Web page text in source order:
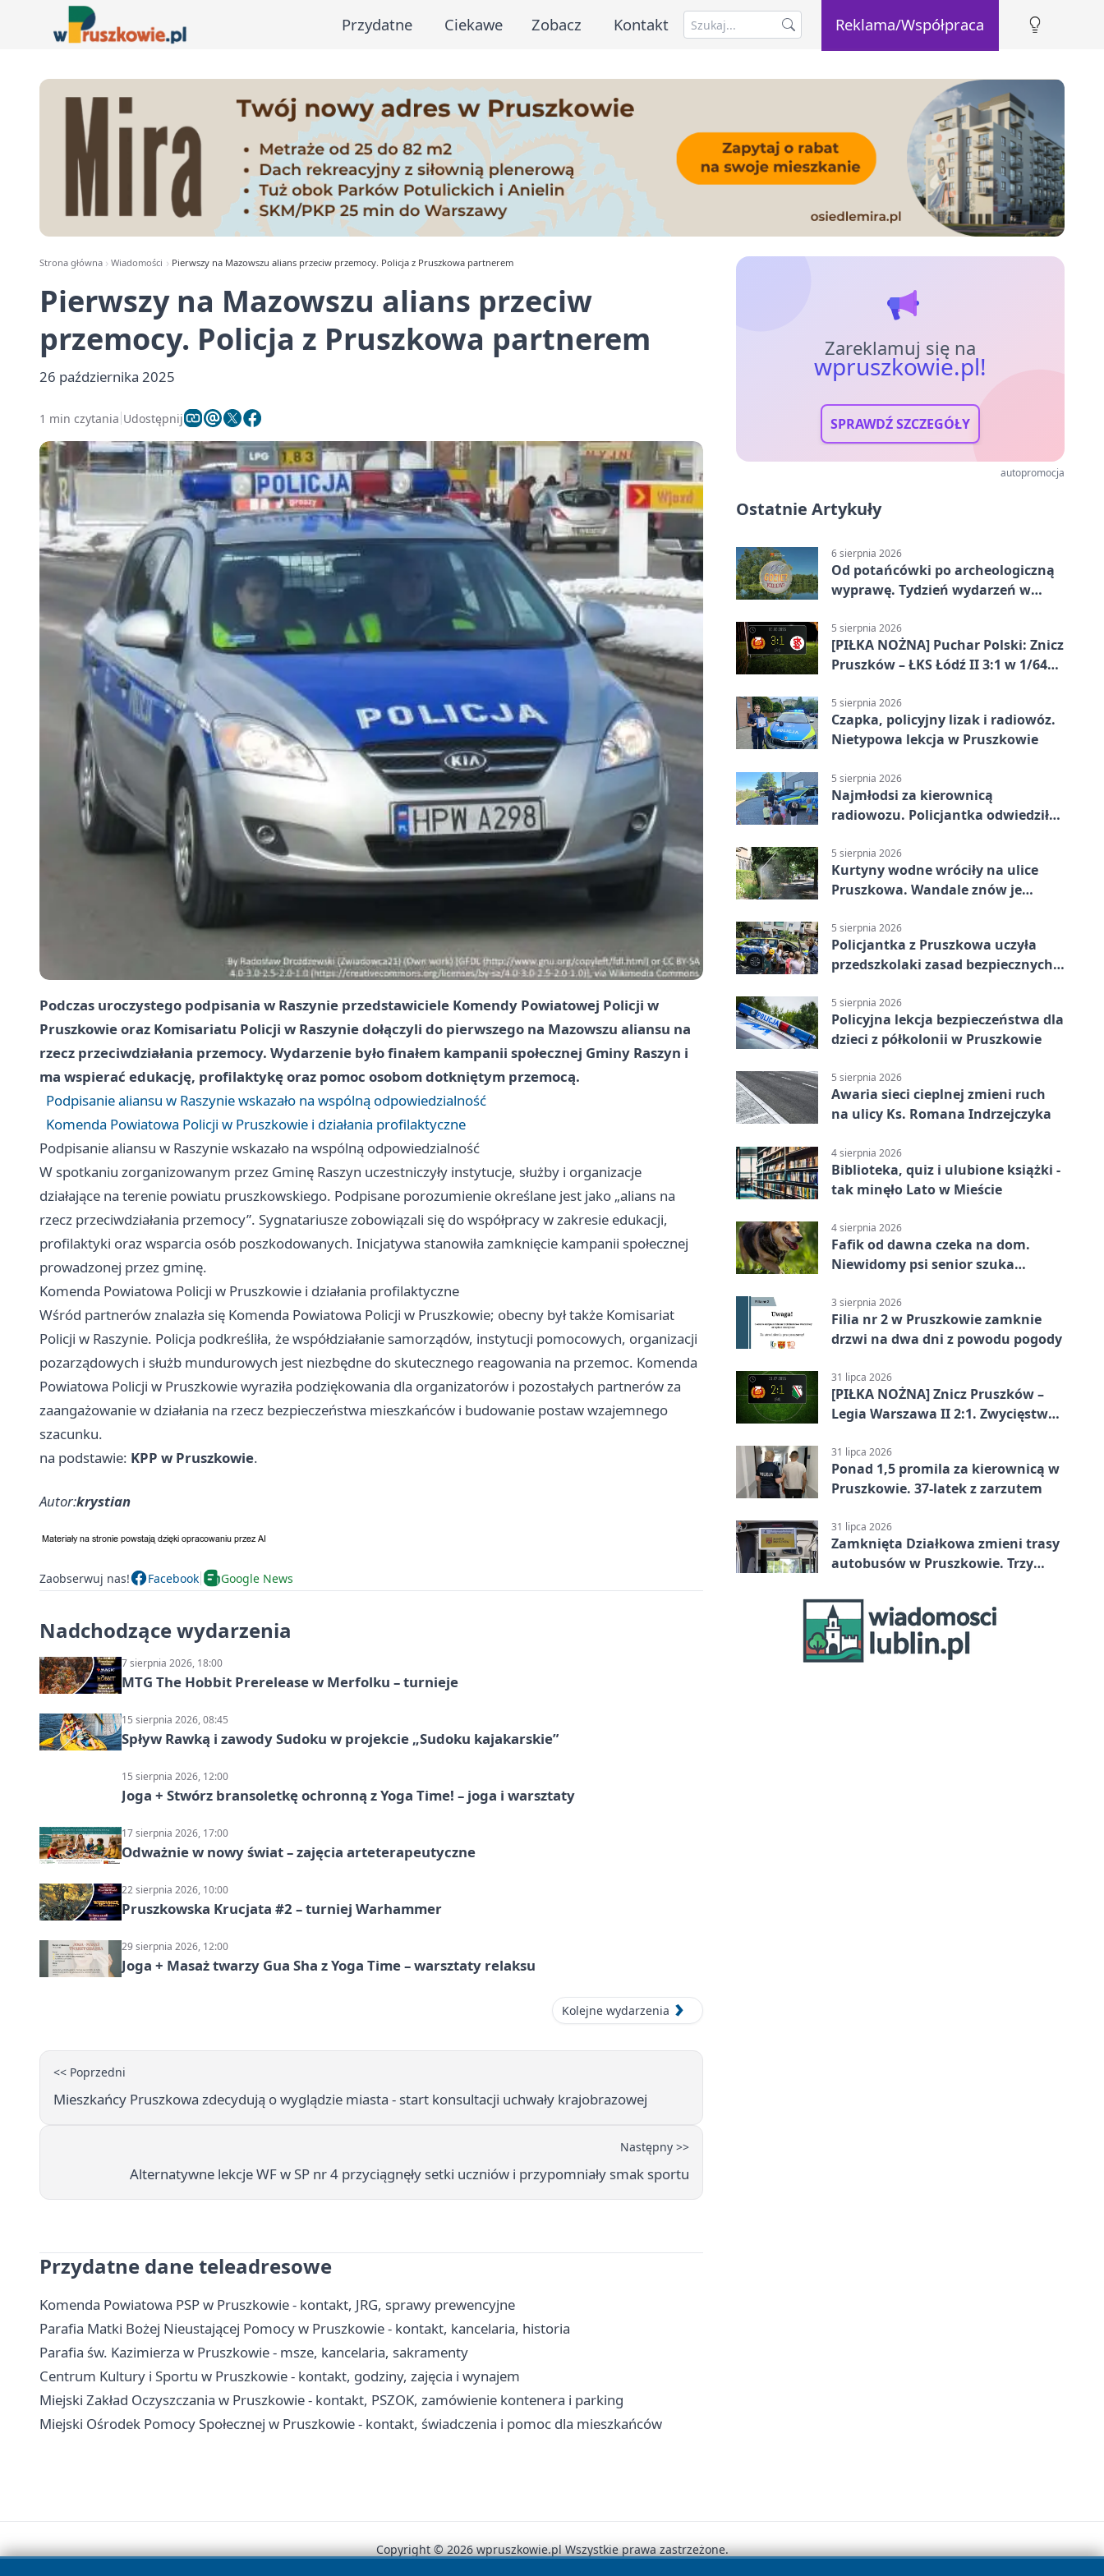
Przydatne Ciekawe Zobacz Kontakt Reklama/Współpraca
Strona główna Wiadomości Pierwszy na Mazowszu alians przeciw przemocy. Policja z Pruszkowa partnerem
Pierwszy na Mazowszu alians przeciw
przemocy. Policja z Pruszkowa partnerem
26 października 2025
1 min czytania Udostępnij
Podczas uroczystego podpisania w Raszynie przedstawiciele Komendy Powiatowej Policji w
Pruszkowie oraz Komisariatu Policji w Raszynie dołączyli do pierwszego na Mazowszu aliansu na
rzecz przeciwdziałania przemocy. Wydarzenie było finałem kampanii społecznej Gminy Raszyn i
ma wspierać edukację, profilaktykę oraz pomoc osobom dotkniętym przemocą.
Podpisanie aliansu w Raszynie wskazało na wspólną odpowiedzialność
Komenda Powiatowa Policji w Pruszkowie i działania profilaktyczne
Podpisanie aliansu w Raszynie wskazało na wspólną odpowiedzialność
W spotkaniu zorganizowanym przez Gminę Raszyn uczestniczyły instytucje, służby i organizacje
działające na terenie powiatu pruszkowskiego. Podpisane porozumienie określane jest jako „alians na
rzecz przeciwdziałania przemocy”. Sygnatariusze zobowiązali się do współpracy w zakresie edukacji,
profilaktyki oraz wsparcia osób poszkodowanych. Inicjatywa stanowiła zamknięcie kampanii społecznej
prowadzonej przez gminę.
Komenda Powiatowa Policji w Pruszkowie i działania profilaktyczne
Wśród partnerów znalazła się Komenda Powiatowa Policji w Pruszkowie; obecny był także Komisariat
Policji w Raszynie. Policja podkreśliła, że współdziałanie samorządów, instytucji pomocowych, organizacji
pozarządowych i służb mundurowych jest niezbędne do skutecznego reagowania na przemoc. Komenda
Powiatowa Policji w Pruszkowie wyraziła podziękowania dla organizatorów i pozostałych partnerów za
zaangażowanie w działania na rzecz bezpieczeństwa mieszkańców i budowanie postaw wzajemnego
szacunku.
na podstawie: KPP w Pruszkowie.
Autor:krystian
Zaobserwuj nas! Facebook Google News
Nadchodzące wydarzenia
7 sierpnia 2026, 18:00
MTG The Hobbit Prerelease w Merfolku – turnieje
15 sierpnia 2026, 08:45
Spływ Rawką i zawody Sudoku w projekcie „Sudoku kajakarskie”
15 sierpnia 2026, 12:00
Joga + Stwórz bransoletkę ochronną z Yoga Time! – joga i warsztaty
17 sierpnia 2026, 17:00
Odważnie w nowy świat – zajęcia arteterapeutyczne
22 sierpnia 2026, 10:00
Pruszkowska Krucjata #2 – turniej Warhammer
29 sierpnia 2026, 12:00
Joga + Masaż twarzy Gua Sha z Yoga Time – warsztaty relaksu
Kolejne wydarzenia
<< Poprzedni
Mieszkańcy Pruszkowa zdecydują o wyglądzie miasta - start konsultacji uchwały krajobrazowej
Następny >>
Alternatywne lekcje WF w SP nr 4 przyciągnęły setki uczniów i przypomniały smak sportu
Przydatne dane teleadresowe
Komenda Powiatowa PSP w Pruszkowie - kontakt, JRG, sprawy prewencyjne
Parafia Matki Bożej Nieustającej Pomocy w Pruszkowie - kontakt, kancelaria, historia
Parafia św. Kazimierza w Pruszkowie - msze, kancelaria, sakramenty
Centrum Kultury i Sportu w Pruszkowie - kontakt, godziny, zajęcia i wynajem
Miejski Zakład Oczyszczania w Pruszkowie - kontakt, PSZOK, zamówienie kontenera i parking
Miejski Ośrodek Pomocy Społecznej w Pruszkowie - kontakt, świadczenia i pomoc dla mieszkańców
Zareklamuj się na
wpruszkowie.pl!
SPRAWDŹ SZCZEGÓŁY
autopromocja
Ostatnie Artykuły
6 sierpnia 2026
Od potańcówki po archeologiczną
wyprawę. Tydzień wydarzeń w
5 sierpnia 2026
[PIŁKA NOŻNA] Puchar Polski: Znicz
Pruszków – ŁKS Łódź II 3:1 w 1/64
5 sierpnia 2026
Czapka, policyjny lizak i radiowóz.
Nietypowa lekcja w Pruszkowie
5 sierpnia 2026
Najmłodsi za kierownicą
radiowozu. Policjantka odwiedziła
5 sierpnia 2026
Kurtyny wodne wróciły na ulice
Pruszkowa. Wandale znów je
5 sierpnia 2026
Policjantka z Pruszkowa uczyła
przedszkolaki zasad bezpiecznych
5 sierpnia 2026
Policyjna lekcja bezpieczeństwa dla
dzieci z półkolonii w Pruszkowie
5 sierpnia 2026
Awaria sieci cieplnej zmieni ruch
na ulicy Ks. Romana Indrzejczyka
4 sierpnia 2026
Biblioteka, quiz i ulubione książki -
tak minęło Lato w Mieście
4 sierpnia 2026
Fafik od dawna czeka na dom.
Niewidomy psi senior szuka
3 sierpnia 2026
Filia nr 2 w Pruszkowie zamknie
drzwi na dwa dni z powodu pogody
31 lipca 2026
[PIŁKA NOŻNA] Znicz Pruszków –
Legia Warszawa II 2:1. Zwycięstwo
minucie
31 lipca 2026
Ponad 1,5 promila za kierownicą w
Pruszkowie. 37-latek z zarzutem
31 lipca 2026
Zamknięta Działkowa zmieni trasy
autobusów w Pruszkowie. Trzy
Copyright © 2026 wpruszkowie.pl Wszystkie prawa zastrzeżone.